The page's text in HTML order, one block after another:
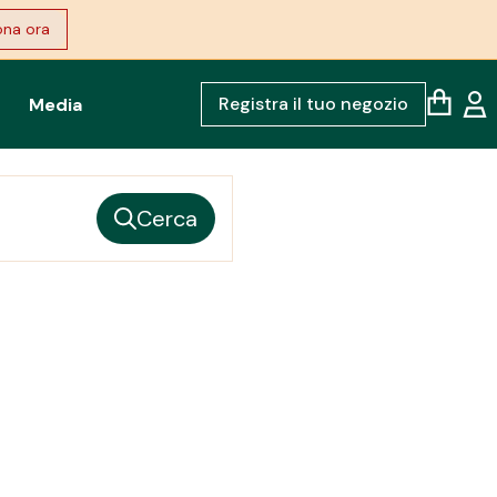
ora
Media Registra il tuo negozio
Cerca